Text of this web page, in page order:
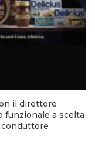
il direttore
funzionale a scelta